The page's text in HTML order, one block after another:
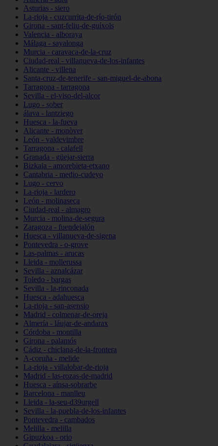
Asturias - siero
La-rioja - cuzcurrita-de-río-tirón
Girona - sant-feliu-de-guíxols
Valencia - alboraya
Málaga - sayalonga
Murcia - caravaca-de-la-cruz
Ciudad-real - villanueva-de-los-infantes
Alicante - villena
Santa-cruz-de-tenerife - san-miguel-de-abona
Tarragona - tarragona
Sevilla - el-viso-del-alcor
Lugo - sober
álava - lantziego
Huesca - la-fueva
Alicante - monòver
León - valdevimbre
Tarragona - calafell
Granada - güejar-sierra
Bizkaia - amorebieta-etxano
Cantabria - medio-cudeyo
Lugo - cervo
La-rioja - lardero
León - molinaseca
Ciudad-real - almagro
Murcia - molina-de-segura
Zaragoza - fuendejalón
Huesca - villanueva-de-sigena
Pontevedra - o-grove
Las-palmas - arucas
Lleida - mollerussa
Sevilla - aznalcázar
Toledo - bargas
Sevilla - la-rinconada
Huesca - adahuesca
La-rioja - san-asensio
Madrid - colmenar-de-oreja
Almería - láujar-de-andarax
Córdoba - montilla
Girona - palamós
Cádiz - chiclana-de-la-frontera
A-coruña - melide
La-rioja - villalobar-de-rioja
Madrid - las-rozas-de-madrid
Huesca - aínsa-sobrarbe
Barcelona - manlleu
Lleida - la-seu-d39urgell
Sevilla - la-puebla-de-los-infantes
Pontevedra - cambados
Melilla - melilla
Gipuzkoa - orio